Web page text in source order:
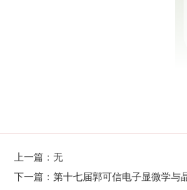
上一篇：无
下一篇：第十七届郭可信电子显微学与